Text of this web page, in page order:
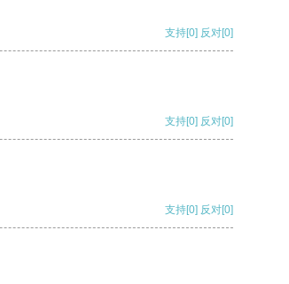
支持[0] 反对[0]
支持[0] 反对[0]
支持[0] 反对[0]